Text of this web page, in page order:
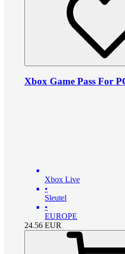
Xbox Game Pass For
Xbox Live
•
Sleutel
•
EUROPE
24.56 EUR